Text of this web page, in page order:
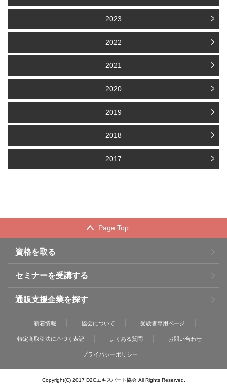
2023
2022
2021
2020
2019
2018
2017
Page Top
資格を取る
セミナーを受講する
通販支援企業を探す
新着情報 協会について 受験者専用ページ
特定商取引法に基づく表記 よくある質問 お問い合わせ
プライバシーポリシー
Copyright(C) 2017 D2Cエキスパート協会 All Rights Reserved.